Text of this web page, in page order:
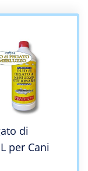
di
per Cani